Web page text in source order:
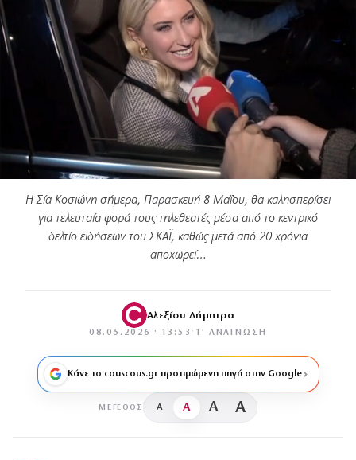
Η Σία Κοσιώνη σήμερα, Παρασκευή 8 Μαΐου, θα καλησπερίσει
για τελευταία φορά τους τηλεθεατές μέσα από το κεντρικό
δελτίο ειδήσεων του ΣΚΑΪ, καθώς μετά από 20 χρόνια
αποχωρεί…
Αλεξίου Δήμητρα
08.05.2026 · 13:53 · 1′ ΑΝΆΓΝΩΣΗ
Κάνε το couscous.gr προτιμώμενη πηγή στην Google
ΜΈΓΕΘΟΣ A A A A